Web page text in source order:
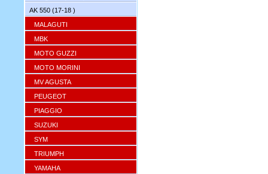
AK 550 (17-18 )
MALAGUTI
MBK
MOTO GUZZI
MOTO MORINI
MV AGUSTA
PEUGEOT
PIAGGIO
SUZUKI
SYM
TRIUMPH
YAMAHA